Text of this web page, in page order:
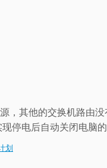
，其他的交换机路由没
停电后自动关闭电脑的
划